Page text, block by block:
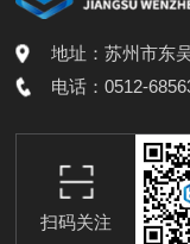
地址：苏州市东
电话：0512-
扫码关注